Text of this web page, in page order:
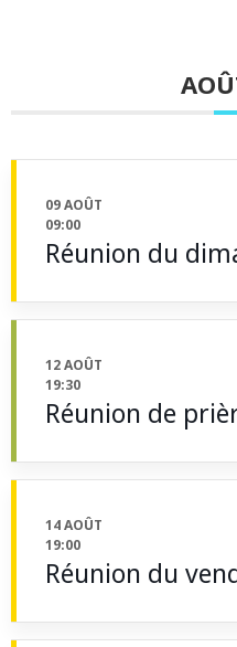
09 AOÛT
09:00
Réunion du
12 AOÛT
19:30
Réunion de
14 AOÛT
19:00
Réunion du